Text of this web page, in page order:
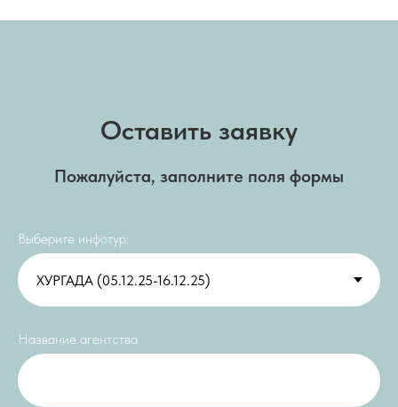
Оставить заявку
Пожалуйста, заполните поля формы
Выберите инфотур:
Название агентства